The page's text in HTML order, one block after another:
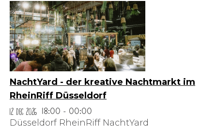
NachtYard - der kreative Nachtmarkt im
RheinRiff Düsseldorf
12 Dec 2026
18:00 - 00:00
Düsseldorf RheinRiff NachtYard